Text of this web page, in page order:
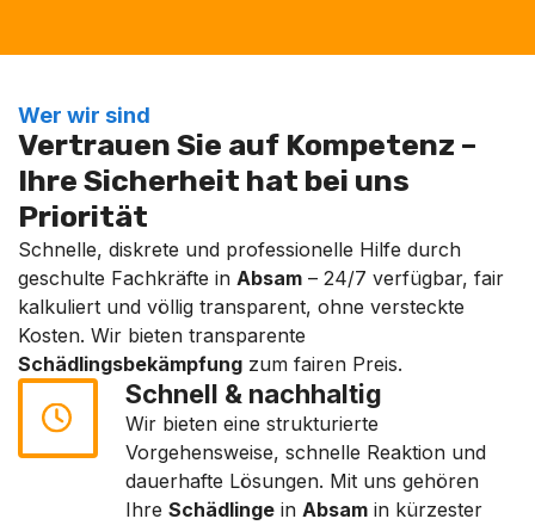
Wer wir sind
Vertrauen Sie auf Kompetenz –
Ihre Sicherheit hat bei uns
Priorität
Schnelle, diskrete und professionelle Hilfe durch
geschulte Fachkräfte in Absam – 24/7 verfügbar, fair
kalkuliert und völlig transparent, ohne versteckte
Kosten. Wir bieten transparente
Schädlingsbekämpfung zum fairen Preis.
Schnell & nachhaltig
Wir bieten eine strukturierte
Vorgehensweise, schnelle Reaktion und
dauerhafte Lösungen. Mit uns gehören
Ihre Schädlinge in Absam in kürzester